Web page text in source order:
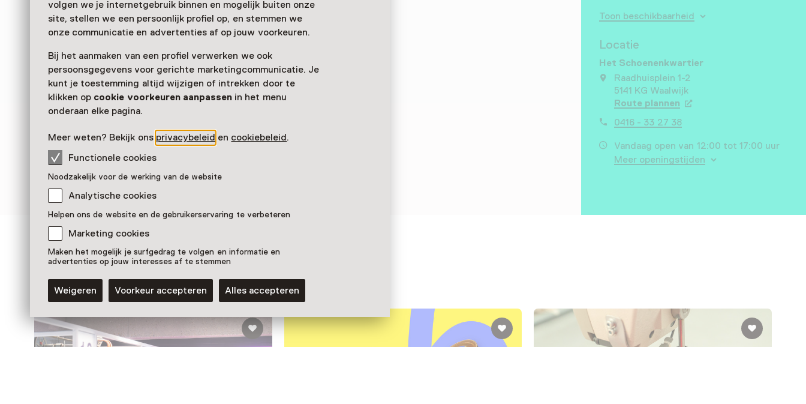
volgen we je internetgebruik binnen en mogelijk buiten onze
site, stellen we een persoonlijk profiel op, en stemmen we
onze communicatie en advertenties af op jouw voorkeuren.
Bij het aanmaken van een profiel verwerken we ook
persoonsgegevens voor gerichte marketingcommunicatie. Je
kunt je toestemming altijd wijzigen of intrekken door te
klikken op cookie voorkeuren aanpassenin het menu
onderaan elke pagina.
Meer weten? Bekijk ons privacybeleid en cookiebeleid.
Functionele cookies
Noodzakelijk voor de werking van de website
Analytische cookies
Helpen ons de website en de gebruikerservaring te verbeteren
Marketing cookies
Maken het mogelijk je surfgedrag te volgen en informatie en
advertenties op jouw interesses af te stemmen
Weigeren Voorkeur accepteren Alles accepteren
toekomst van schoenen en onze rol in de circulaire economie.
Ontdek de sneaker als mode-item én als symbool van innovatie en
sociale verandering.
Verder lezen
Toon beschikbaarheid
Locatie
Het Schoenenkwartier
Raadhuisplein 1-2
5141 KG Waalwijk
Route plannen Opent in een nieuw tabblad
0416 - 33 27 38
Vandaag open van 12:00 tot 17:00 uur
Meer openingstijden
Zien & doen in Het
Schoenenkwartier